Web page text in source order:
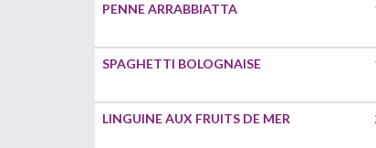
PENNE ARRABBIATTA
SPAGHETTI BOLOGNAISE
LINGUINE AUX FRUITS DE MER